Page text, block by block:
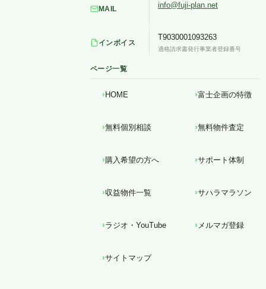
MAIL info@fuji-plan.net
インボイス
T9030001093263
適格請求書発行事業者登録番号
ページ一覧
HOME 富士企画の特徴
無料個別相談 無料物件査定
購入希望の方へ サポート体制
収益物件一覧 サハラマラソン
ラジオ・YouTube メルマガ登録
サイトマップ